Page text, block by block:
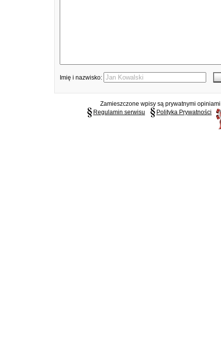
Imię i nazwisko:
Zamieszczone wpisy są prywatnymi
Regulamin serwisu
Polityka Prywatności